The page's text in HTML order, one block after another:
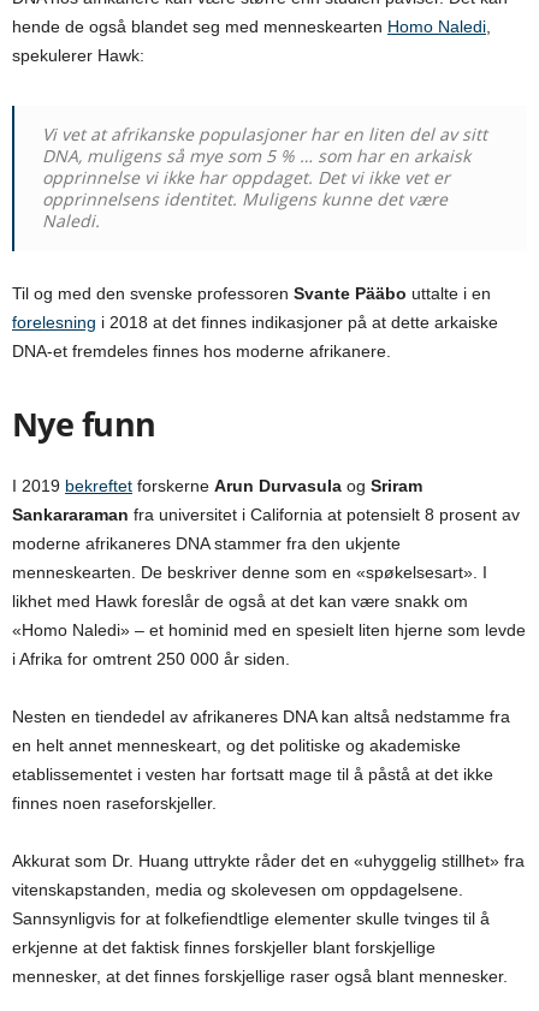
hende de også blandet seg med menneskearten Homo Naledi,
spekulerer Hawk:
Vi vet at afrikanske populasjoner har en liten del av sitt
DNA, muligens så mye som 5 % … som har en arkaisk
opprinnelse vi ikke har oppdaget. Det vi ikke vet er
opprinnelsens identitet. Muligens kunne det være
Naledi.
Til og med den svenske professoren Svante Pääbo uttalte i en
forelesning i 2018 at det finnes indikasjoner på at dette arkaiske
DNA-et fremdeles finnes hos moderne afrikanere.
Nye funn
I 2019 bekreftet forskerne Arun Durvasula og Sriram
Sankararaman fra universitet i California at potensielt 8 prosent av
moderne afrikaneres DNA stammer fra den ukjente
menneskearten. De beskriver denne som en «spøkelsesart». I
likhet med Hawk foreslår de også at det kan være snakk om
«Homo Naledi» – et hominid med en spesielt liten hjerne som levde
i Afrika for omtrent 250 000 år siden.
Nesten en tiendedel av afrikaneres DNA kan altså nedstamme fra
en helt annet menneskeart, og det politiske og akademiske
etablissementet i vesten har fortsatt mage til å påstå at det ikke
finnes noen raseforskjeller.
Akkurat som Dr. Huang uttrykte råder det en «uhyggelig stillhet» fra
vitenskapstanden, media og skolevesen om oppdagelsene.
Sannsynligvis for at folkefiendtlige elementer skulle tvinges til å
erkjenne at det faktisk finnes forskjeller blant forskjellige
mennesker, at det finnes forskjellige raser også blant mennesker.